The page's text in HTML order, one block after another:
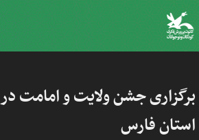
برگزاری جشن ولایت و امامت
استان فارس